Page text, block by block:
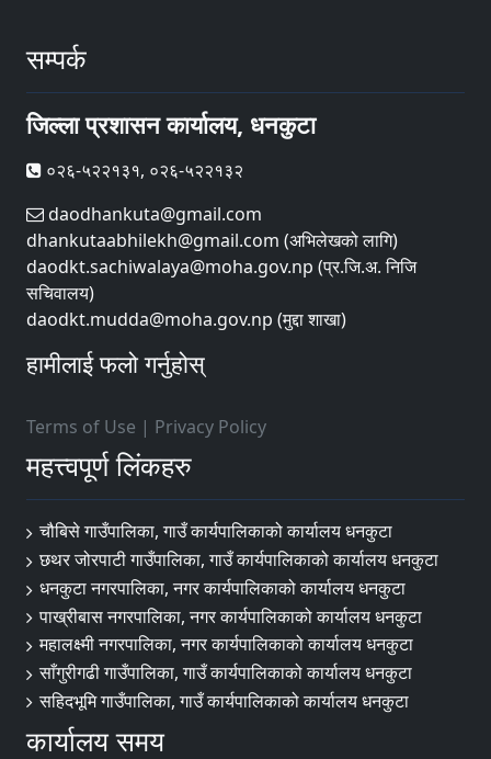
सम्पर्क
जिल्ला प्रशासन कार्यालय, धनकुटा
०२६-५२२१३१, ०२६-५२२१३२
daodhankuta@gmail.com
dhankutaabhilekh@gmail.com (अभिलेखको लागि)
daodkt.sachiwalaya@moha.gov.np (प्र.जि.अ. निजि
सचिवालय)
daodkt.mudda@moha.gov.np (मुद्दा शाखा)
हामीलाई फलो गर्नुहोस्
Terms of Use | Privacy Policy
महत्त्वपूर्ण लिंकहरु
चौबिसे गाउँपालिका, गाउँ कार्यपालिकाको कार्यालय धनकुटा
छथर जोरपाटी गाउँपालिका, गाउँ कार्यपालिकाको कार्यालय धनकुटा
धनकुटा नगरपालिका, नगर कार्यपालिकाको कार्यालय धनकुटा
पाख्रीबास नगरपालिका, नगर कार्यपालिकाको कार्यालय धनकुटा
महालक्ष्मी नगरपालिका, नगर कार्यपालिकाको कार्यालय धनकुटा
साँगुरीगढी गाउँपालिका, गाउँ कार्यपालिकाको कार्यालय धनकुटा
सहिदभूमि गाउँपालिका, गाउँ कार्यपालिकाको कार्यालय धनकुटा
कार्यालय समय